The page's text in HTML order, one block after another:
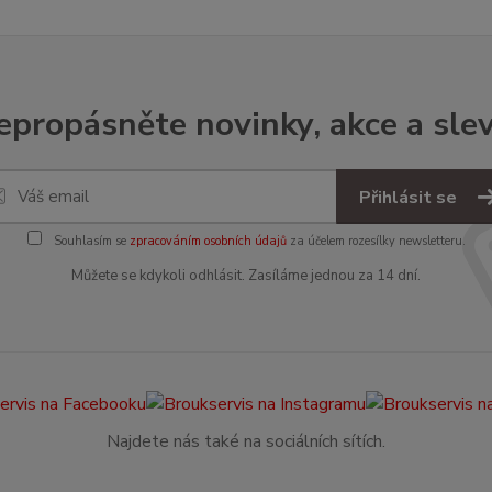
novinky, akce a
Přihlásit se
Souhlasím se zpracováním osobních údajůza účelem rozesílky newsletteru.
Můžete se kdykoli odhlásit. Zasíláme jednou za 14 dní.
Najdete nás také na sociálních sítích.